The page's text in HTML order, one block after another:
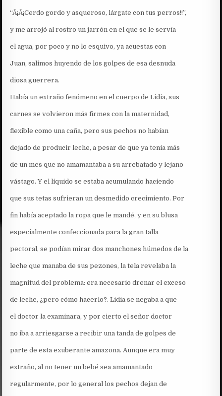
“Â¡Â¡Cerdo gordo y asqueroso, lárgate con tus perros!!”,
y me arrojó al rostro un jarrón en el que se le servía
el agua, por poco y no lo esquivo, ya acuestas con
Juan, salimos huyendo de los golpes de esa desnuda
diosa guerrera.
Había un extraño fenómeno en el cuerpo de Lidia, sus
carnes se volvieron más firmes con la maternidad,
flexible como una caña, pero sus pechos no habían
dejado de producir leche, a pesar de que ya tenía más
de un mes que no amamantaba a su arrebatado y lejano
vástago. Y el líquido se estaba acumulando haciendo
que sus tetas sufrieran un desmedido crecimiento. Por
fin había aceptado la ropa que le mandé, y en su blusa
especialmente confeccionada para la gran talla
pectoral, se podían mirar dos manchones húmedos de la
leche que manaba de sus pezones, la tela revelaba la
magnitud del problema: era necesario drenar el exceso
de leche, ¿pero cómo hacerlo?. Lidia se negaba a que
el doctor la examinara, y por cierto el señor doctor
no iba a arriesgarse a recibir una tanda de golpes de
parte de esta exuberante amazona. Aunque era muy
extraño, al no tener un bebé sea amamantado
regularmente, por lo general los pechos dejan de